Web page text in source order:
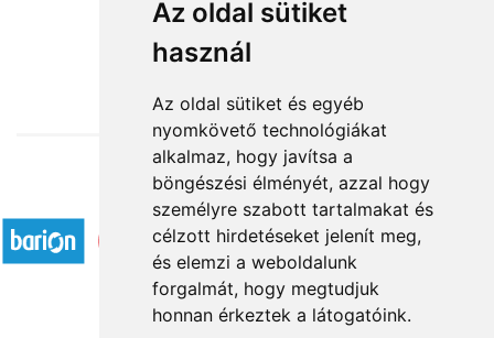
Az oldal sütiket
használ
Az oldal sütiket és egyéb
nyomkövető technológiákat
alkalmaz, hogy javítsa a
böngészési élményét, azzal hogy
személyre szabott tartalmakat és
célzott hirdetéseket jelenít meg,
és elemzi a weboldalunk
forgalmát, hogy megtudjuk
honnan érkeztek a látogatóink.
from HUF18,800
Accepted payment methods